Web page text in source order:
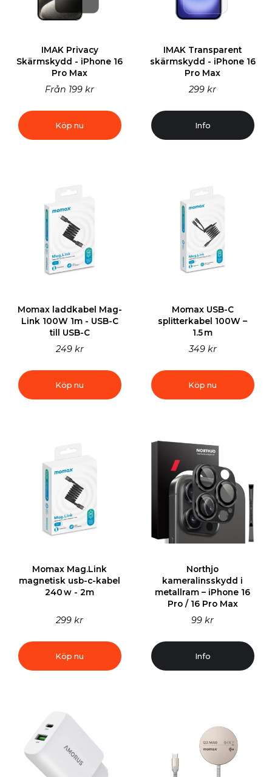
IMAK Privacy
Skärmskydd - iPhone 16
Pro Max
Från 199 kr
Köp nu
IMAK Transparent
skärmskydd - iPhone 16
Pro Max
299 kr
Info
Momax laddkabel Mag-
Link 100W 1m - USB-C
till USB-C
249 kr
Köp nu
Momax USB-C
splitterkabel 100W –
1.5 m
349 kr
Köp nu
Momax Mag.Link
magnetisk usb-c-kabel
240 w - 2m
299 kr
Köp nu
Northjo
kameralinsskydd i
metallram – iPhone 16
Pro / 16 Pro Max
99 kr
Info